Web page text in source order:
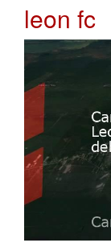
leon fc